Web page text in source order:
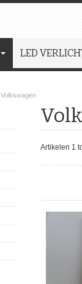
LED
Volkswagen
Artikelen 1